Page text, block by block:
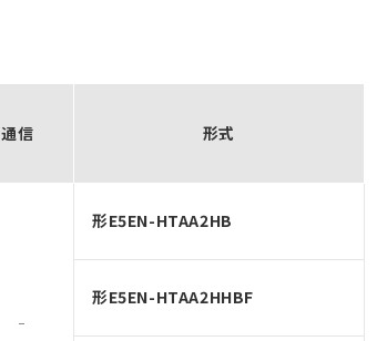
通信 形式
形E5EN-HTAA2HB
形E5EN-HTAA2HHBF